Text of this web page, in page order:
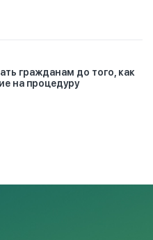
гражданам до того, как
на процедуру